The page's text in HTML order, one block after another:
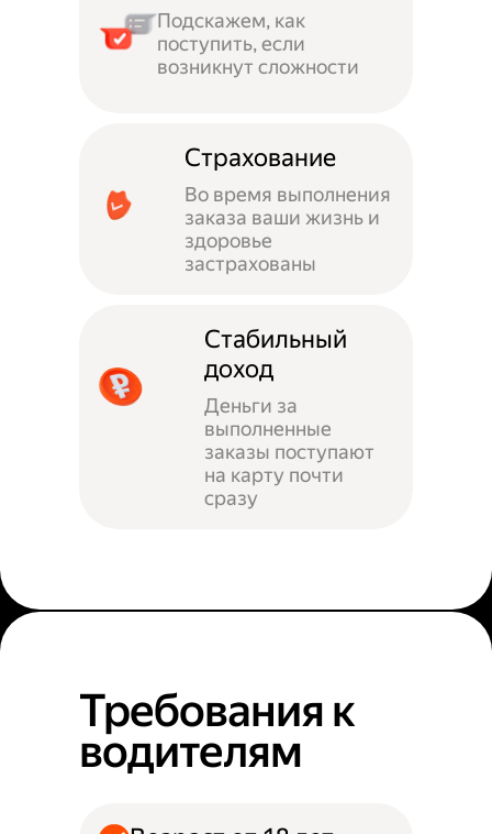
Подскажем, как
поступить, если
возникнут сложности
Страхование
Во время выполнения
заказа ваши жизнь и
здоровье
застрахованы
Стабильный
доход
Деньги за
выполненные
заказы поступают
на карту почти
сразу
Требования к
водителям